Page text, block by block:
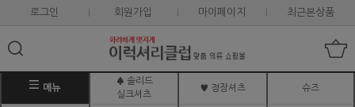
로그인 회원가입 마이페이지 최근본상품
메뉴
♠ 솔리드
실크셔츠
♥ 정장셔츠 슈즈